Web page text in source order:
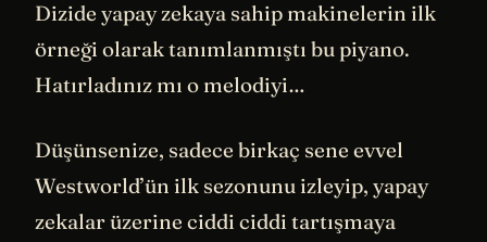
Dizide yapay zekaya sahip makinelerin ilk
örneği olarak tanımlanmıştı bu piyano.
Hatırladınız mı o melodiyi…
Düşünsenize, sadece birkaç sene evvel
Westworld’ün ilk sezonunu izleyip, yapay
zekalar üzerine ciddi ciddi tartışmaya